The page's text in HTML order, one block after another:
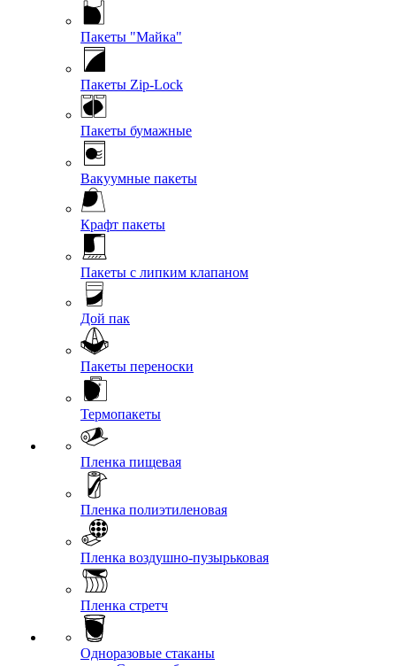
Пакеты "Майка"
Пакеты Zip-Lock
Пакеты бумажные
Вакуумные пакеты
Крафт пакеты
Пакеты с липким клапаном
Дой пак
Пакеты переноски
Термопакеты
Пленка пищевая
Пленка полиэтиленовая
Пленка воздушно-пузырьковая
Пленка стретч
Одноразовые стаканы